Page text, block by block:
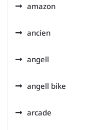
amazon
ancien
angell
angell bike
arcade